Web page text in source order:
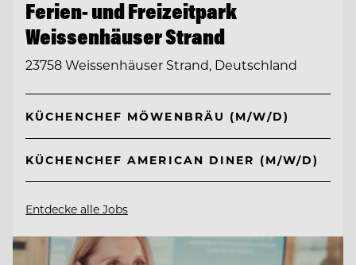
Ferien- und Freizeitpark
Weissenhäuser Strand
23758 Weissenhäuser Strand, Deutschland
KÜCHENCHEF MÖWENBRÄU (M/W/D)
KÜCHENCHEF AMERICAN DINER (M/W/D)
Entdecke alle Jobs